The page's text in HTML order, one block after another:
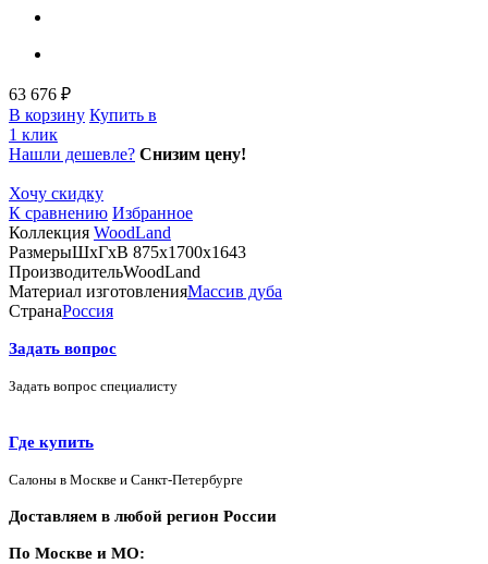
63 676 ₽
В корзину Купить в
1 клик
Нашли дешевле? Снизим цену!
Хочу скидку
К сравнению Избранное
Коллекция WoodLand
РазмерыШхГхВ 875х1700х1643
ПроизводительWoodLand
Материал изготовленияМассив дуба
СтранаРоссия
Задать вопрос
Задать вопрос специалисту
Где купить
Салоны в Москве и Санкт-Петербурге
Доставляем в любой регион России
По Москве и МО: